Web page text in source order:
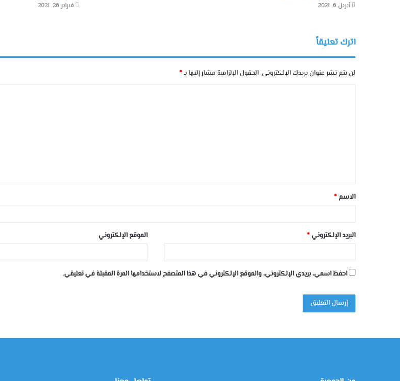
أبريل 6, 2021 فبراير 26, 2021
اترك تعليقاً
لن يتم نشر عنوان بريدك الإلكتروني.الحقول الإلزامية مشار إليها بـ*
الاسم*
البريد الإلكتروني * الموقع الإلكتروني
احفظ اسمي، بريدي الإلكتروني، والموقع الإلكتروني في هذا المتصفح لاستخدامها المرة المقبلة في تعليقي.